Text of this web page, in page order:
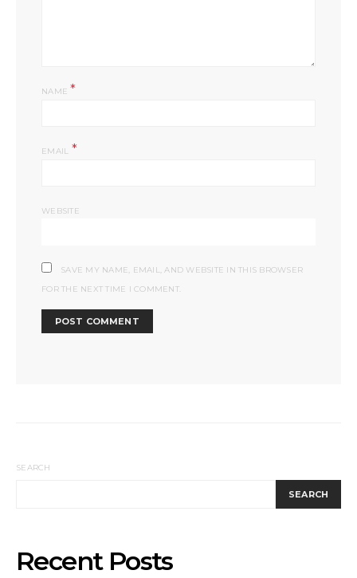
NAME*
EMAIL *
WEBSITE
SAVE MY NAME, EMAIL, AND WEBSITE IN THIS BROWSER
FOR THE NEXT TIME I COMMENT.
SEARCH
SEARCH
Recent Posts